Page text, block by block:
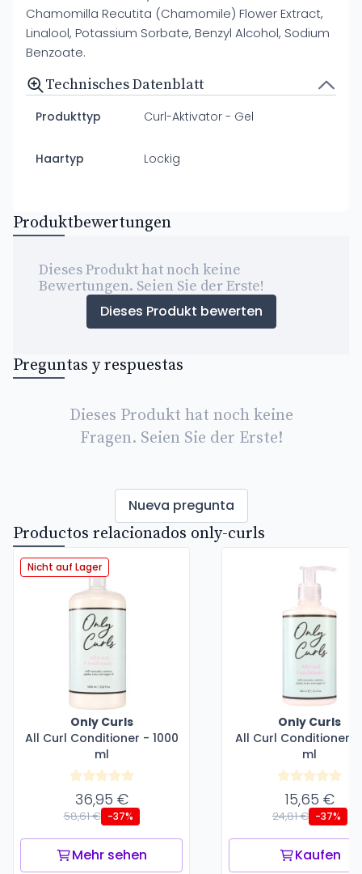
Chamomilla Recutita (Chamomile) Flower Extract,
Linalool, Potassium Sorbate, Benzyl Alcohol, Sodium
Benzoate.
Technisches Datenblatt
Produkttyp Curl-Aktivator - Gel
Haartyp Lockig
Produktbewertungen
Dieses Produkt hat noch keine
Bewertungen. Seien Sie der Erste!
Dieses Produkt bewerten
Preguntas y respuestas
Dieses Produkt hat noch keine
Fragen. Seien Sie der Erste!
Nueva pregunta
Productos relacionados only-curls
Nicht auf Lager
Only Curls
All Curl Conditioner - 1000
ml
36,95 €
58,61 € -37%
Mehr sehen
Only Curls
All Curl Conditioner -
ml
15,65 €
24,81 € -37%
Kaufen